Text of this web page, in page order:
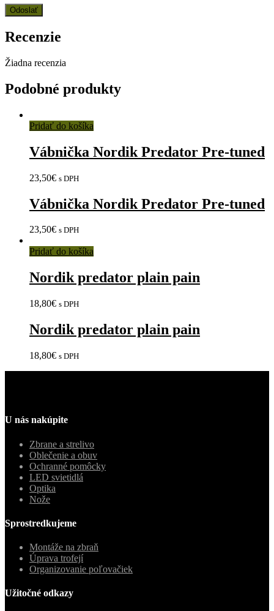
Recenzie
Žiadna recenzia
Podobné produkty
Pridať do košíka
Vábnička Nordik Predator Pre-tuned
23,50€ s DPH
Vábnička Nordik Predator Pre-tuned
23,50€ s DPH
Pridať do košíka
Nordik predator plain pain
18,80€ s DPH
Nordik predator plain pain
18,80€ s DPH
U nás nakúpite
Zbrane a strelivo
Oblečenie a obuv
Ochranné pomôcky
LED svietidlá
Optika
Nože
Sprostredkujeme
Montáže na zbraň
Úprava trofejí
Organizovanie poľovačiek
Užitočné odkazy